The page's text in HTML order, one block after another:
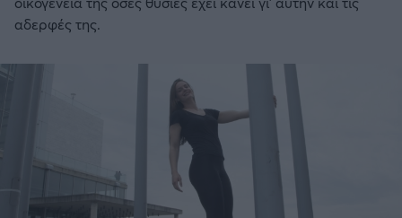
αδερφές της.